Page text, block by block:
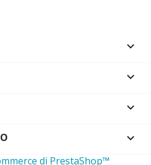



keyboard_arrow_down
di PrestaShop™